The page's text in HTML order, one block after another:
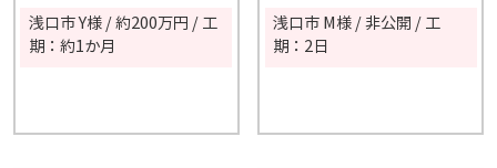
浅口市 Y様 / 約200万円 / 工
期：約1か月
浅口市 M様 / 非公開 / 工
期：2日